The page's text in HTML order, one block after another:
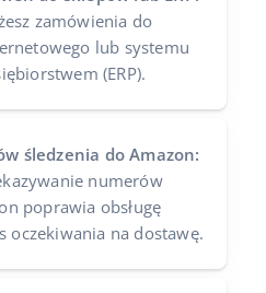
zamówienia do
lub systemu
(ERP).
śledzenia do Amazon:
numerów
poprawia obsługę
oczekiwania na dostawę.